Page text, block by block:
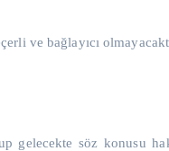
ve bağlayıcı
gelecekte söz konusu